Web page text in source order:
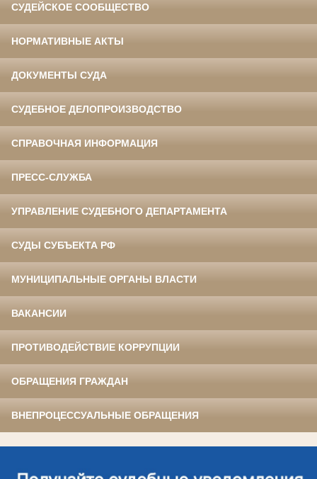
СУДЕЙСКОЕ СООБЩЕСТВО
НОРМАТИВНЫЕ АКТЫ
ДОКУМЕНТЫ СУДА
СУДЕБНОЕ ДЕЛОПРОИЗВОДСТВО
СПРАВОЧНАЯ ИНФОРМАЦИЯ
ПРЕСС-СЛУЖБА
УПРАВЛЕНИЕ СУДЕБНОГО ДЕПАРТАМЕНТА
СУДЫ СУБЪЕКТА РФ
МУНИЦИПАЛЬНЫЕ ОРГАНЫ ВЛАСТИ
ВАКАНСИИ
ПРОТИВОДЕЙСТВИЕ КОРРУПЦИИ
ОБРАЩЕНИЯ ГРАЖДАН
ВНЕПРОЦЕССУАЛЬНЫЕ ОБРАЩЕНИЯ